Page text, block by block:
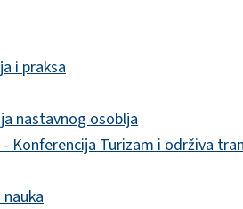
i praksa
nastavnog osoblja
Konferencija Turizam i održiva